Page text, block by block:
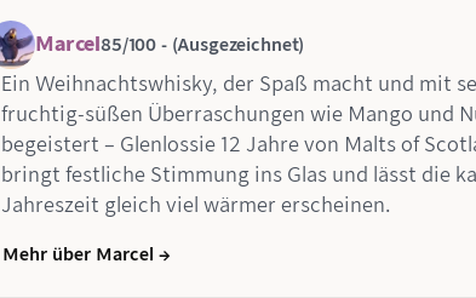
Marcel85/100 - (Ausgezeichnet)
Ein Weihnachtswhisky, der Spaß macht und mit
fruchtig-süßen Überraschungen wie Mango und
begeistert – Glenlossie 12 Jahre von Malts of
bringt festliche Stimmung ins Glas und lässt die
Jahreszeit gleich viel wärmer erscheinen.
Mehr über Marcel →